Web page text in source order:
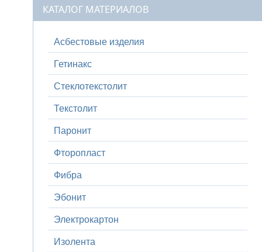
КАТАЛОГ МАТЕРИАЛОВ
Асбестовые изделия
Гетинакс
Стеклотекстолит
Текстолит
Паронит
Фторопласт
Фибра
Эбонит
Электрокартон
Изолента